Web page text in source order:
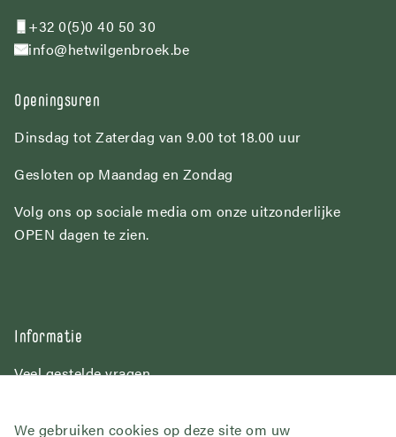
+32 0(5)0 40 50 30
info@hetwilgenbroek.be
Openingsuren
Dinsdag tot Zaterdag van 9.00 tot 18.00 uur
Gesloten op Maandag en Zondag
Volg ons op sociale media om onze uitzonderlijke
OPEN dagen te zien.
Informatie
Veel gestelde vragen
We gebruiken cookies op deze site om uw